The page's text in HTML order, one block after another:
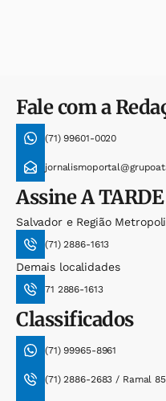
Fale com a
(71) 99601-0020
AssineA TARDE
Salvador e Região
(71) 2886-1613
Demais localidades
71 2886-1613
Classificados
(71) 99965-8961
(71) 2886-2683 / Ramal